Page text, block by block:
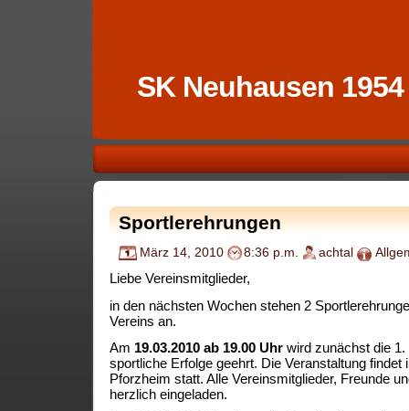
SK Neuhausen 1954
Sportlerehrungen
März 14, 2010 8:36 p.m. achtal
Liebe Vereinsmitglieder,
in den nächsten Wochen stehen 2
Vereins an.
Am 19.03.2010 ab 19.00 Uhr wird zunächst die
sportliche Erfolge geehrt. Die Veranstaltung
Pforzheim statt. Alle Vereinsmitglieder, Freunde
herzlich eingeladen.